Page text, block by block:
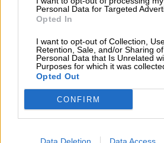
Personal Data for Targeted
Opted In
I want to opt-out of Collection,
Retention, Sale, and/or Sharing
Personal Data that Is Unrelated
Purposes for which it was
Opted Out
CONFIRM
NOTICIAS MAS
L A I.A. Y SUS CONSECUENCIAS
L A I.A. Y SUS CONSECUENCIAS |